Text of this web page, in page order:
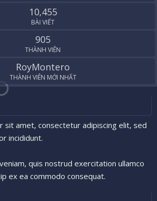
10,455
BÀI VIẾT
905
THÀNH VIÊN
RoyMontero
THÀNH VIÊN MỚI NHẤT
sit amet, consectetur adipiscing elit, sed
incididunt.
quis nostrud exercitation ullamco
ex ea commodo consequat.